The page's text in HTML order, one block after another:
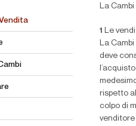
La
1 Le
La
deve
rispetto
colpo di
venditore